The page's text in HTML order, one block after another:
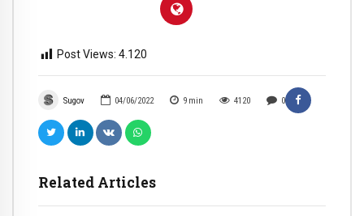
Sugov 04/06/2022 9 min 4120 0
Related Articles
Post Views: 4.120